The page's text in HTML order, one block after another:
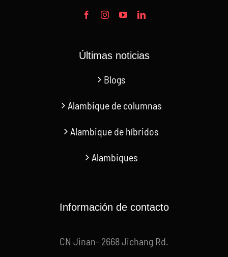
Últimas noticias
Blogs
Alambique de columnas
Alambique de híbridos
Alambiques
Información de contacto
CN Jinan- 2668 Jichang Rd.